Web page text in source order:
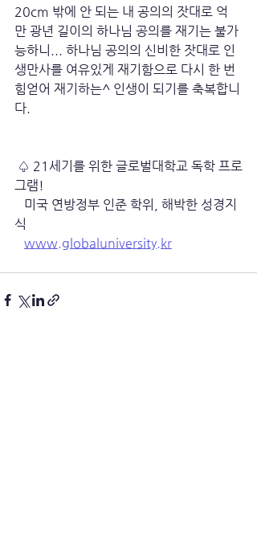
20cm 밖에 안 되는 내 공의의 잣대로 억
만 광년 길이의 하나님 공의를 재기는 불가
능하니... 하나님 공의의 신비한 잣대로 인
생만사를 여유있게 재기함으로 다시 한 번
힘얻어 재기하는^ 인생이 되기를 축복합니
다.
그램!
식
www.globaluniversity.kr